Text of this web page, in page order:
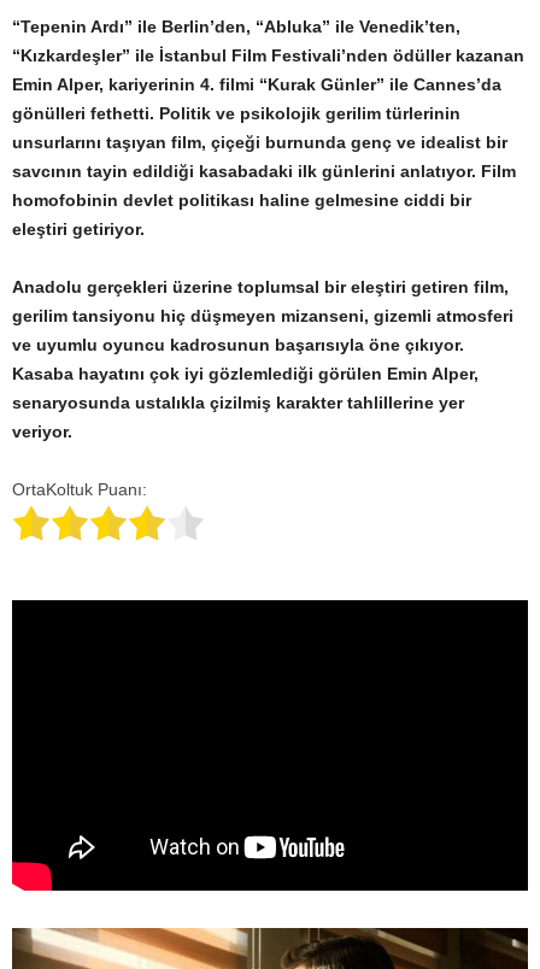
“Tepenin Ardı” ile Berlin’den, “Abluka” ile Venedik’ten,
“Kızkardeşler” ile İstanbul Film Festivali’nden ödüller kazanan
Emin Alper, kariyerinin 4. filmi “Kurak Günler” ile Cannes’da
gönülleri fethetti. Politik ve psikolojik gerilim türlerinin
unsurlarını taşıyan film, çiçeği burnunda genç ve idealist bir
savcının tayin edildiği kasabadaki ilk günlerini anlatıyor. Film
homofobinin devlet politikası haline gelmesine ciddi bir
eleştiri getiriyor.
Anadolu gerçekleri üzerine toplumsal bir eleştiri getiren film,
gerilim tansiyonu hiç düşmeyen mizanseni, gizemli atmosferi
ve uyumlu oyuncu kadrosunun başarısıyla öne çıkıyor.
Kasaba hayatını çok iyi gözlemlediği görülen Emin Alper,
senaryosunda ustalıkla çizilmiş karakter tahlillerine yer
veriyor.
OrtaKoltuk Puanı: